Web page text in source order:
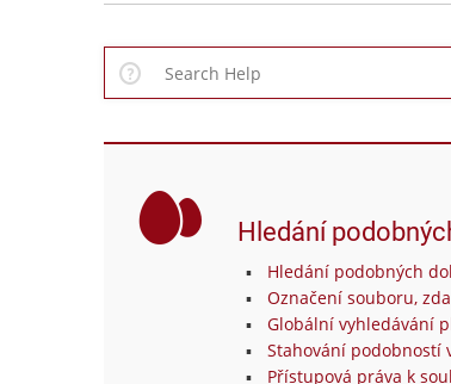
Hledání
Hledání podobných
Označení souboru,
Globální vyhledávání
Stahování podobností
Přístupová práva k